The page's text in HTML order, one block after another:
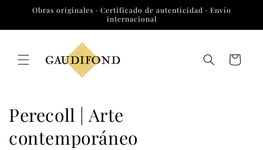
directamente
Obras originales · Certificado de autenticidad · Envío
internacional
Carrito
C
o
Perecoll | Arte
contemporáneo